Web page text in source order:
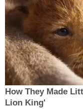
How They Made
Lion King'